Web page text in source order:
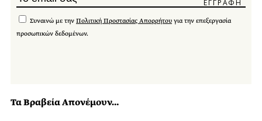
Συναινώ με την Πολιτική Προστασίας Απορρήτου για την επεξεργασία
προσωπικών δεδομένων.
Τα Βραβεία Απονέμουν…